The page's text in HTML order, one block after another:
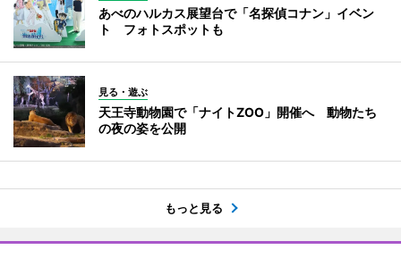
あべのハルカス展望台で「名探偵コナン」イベン
ト フォトスポットも
見る・遊ぶ
天王寺動物園で「ナイトZOO」開催へ 動物たち
の夜の姿を公開
もっと見る